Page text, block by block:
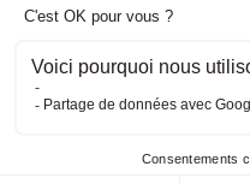
IriSoft
oculaire et audiologie pour officines